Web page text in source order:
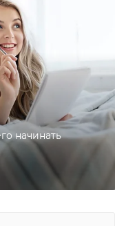
начинать